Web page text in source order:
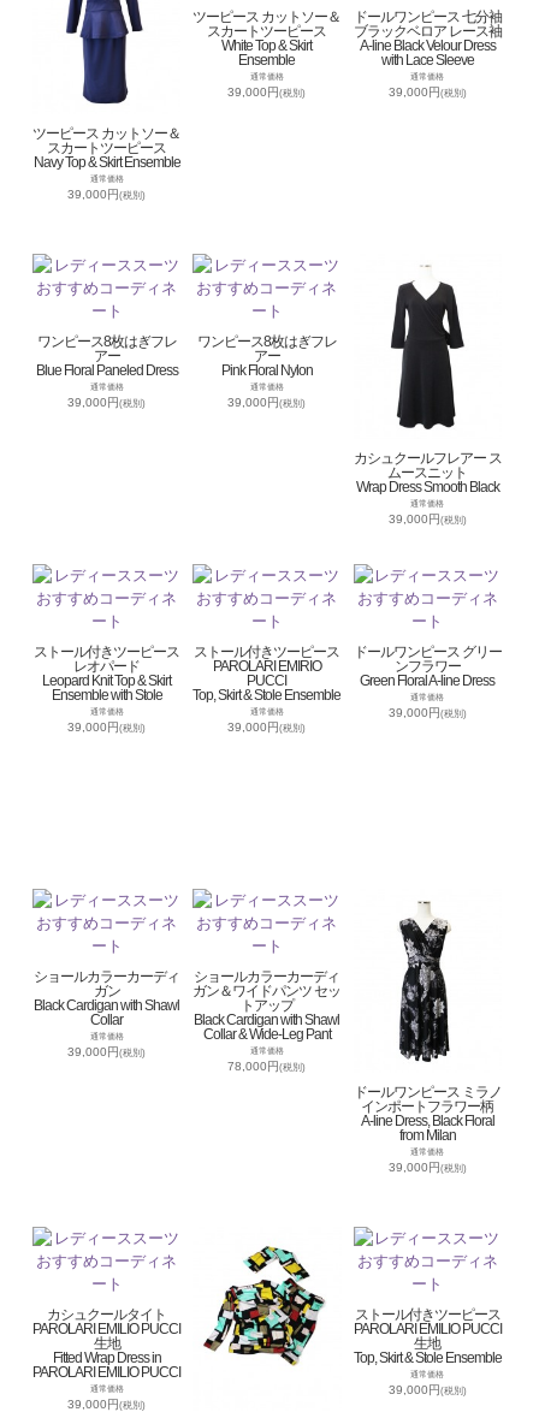
ツーピース カットソー＆
スカートツーピース
Navy Top & Skirt Ensemble
通常価格
39,000円(税別)
ツーピース カットソー＆
スカートツーピース
White Top & Skirt
Ensemble
通常価格
39,000円(税別)
ドールワンピース 七分袖
ブラックベロア レース袖
A-line Black Velour Dress
with Lace Sleeve
通常価格
39,000円(税別)
ワンピース8枚はぎフレ
アー
Blue Floral Paneled Dress
通常価格
39,000円(税別)
ワンピース8枚はぎフレ
アー
Pink Floral Nylon
通常価格
39,000円(税別)
カシュクールフレアー ス
ムースニット
Wrap Dress Smooth Black
通常価格
39,000円(税別)
ストール付きツーピース
レオパード
Leopard Knit Top & Skirt
Ensemble with Stole
通常価格
39,000円(税別)
ストール付きツーピース
PAROLARI EMIRIO
PUCCI
Top, Skirt & Stole Ensemble
通常価格
39,000円(税別)
ドールワンピース グリー
ンフラワー
Green Floral A-line Dress
通常価格
39,000円(税別)
ショールカラーカーディ
ガン
Black Cardigan with Shawl
Collar
通常価格
39,000円(税別)
ショールカラーカーディ
ガン＆ワイドパンツ セッ
トアップ
Black Cardigan with Shawl
Collar & Wide-Leg Pant
通常価格
78,000円(税別)
ドールワンピース ミラノ
インポートフラワー柄
A-line Dress, Black Floral
from Milan
通常価格
39,000円(税別)
カシュクールタイト
PAROLARI EMILIO PUCCI
生地
Fitted Wrap Dress in
PAROLARI EMILIO PUCCI
通常価格
39,000円(税別)
ストール付きツーピース
PAROLARI EMILIO PUCCI
生地
Top, Skirt & Stole Ensemble
通常価格
39,000円(税別)